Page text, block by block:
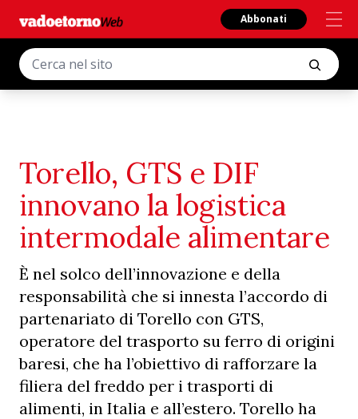
Abbonati
Torello, GTS e DIF
innovano la logistica
intermodale alimentare
È nel solco dell’innovazione e della
responsabilità che si innesta l’accordo di
partenariato di Torello con GTS,
operatore del trasporto su ferro di origini
baresi, che ha l’obiettivo di rafforzare la
filiera del freddo per i trasporti di
alimenti, in Italia e all’estero. Torello ha